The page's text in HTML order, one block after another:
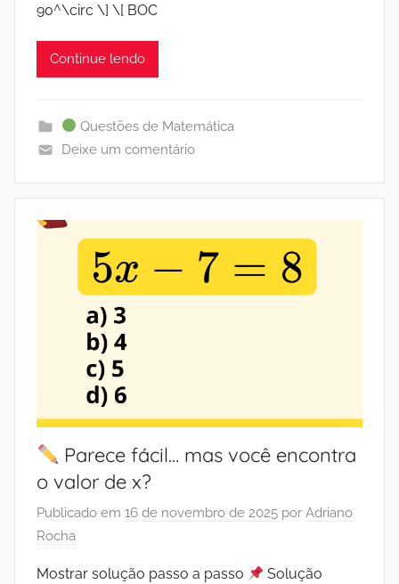
90^\circ \] \[ BOC
Continue lendo
Questões de Matemática
Deixe um comentário
Parece fácil… mas você encontra
o valor de x?
Publicado em 16 de novembro de 2025 por Adriano
Rocha
Mostrar solução passo a passo
Solução